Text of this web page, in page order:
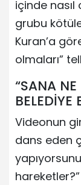
içinde
grubu
Kuran’a
olmaları”
“SANA
Videonun
dans eden